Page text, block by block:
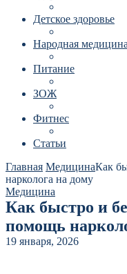
Детское здоровье
Народная медицина
Питание
ЗОЖ
Фитнес
Статьи
Главная МедицинаКак
нарколога на дому
Медицина
Как быстро и
помощь
19 января, 2026